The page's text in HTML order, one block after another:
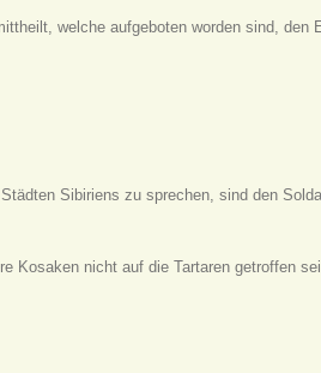
welche aufgeboten worden sind, den
Sibiriens zu sprechen, sind den
Kosaken nicht auf die Tartaren getroffen